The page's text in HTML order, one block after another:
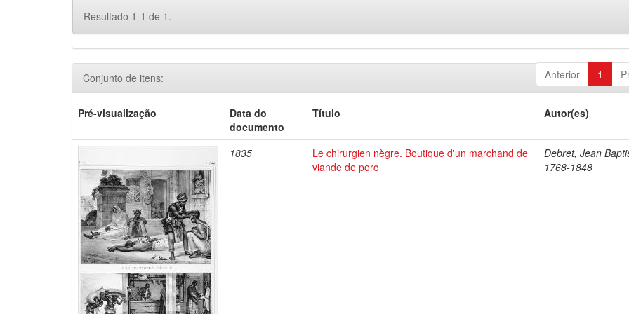
Resultado 1-1 de 1.
Anterior 1
Conjunto de itens:
Pré-visualização
Data do
documento
Título Autor(es)
1835
Le chirurgien nègre. Boutique d'un marchand de
viande de porc
Debret, Jean
1768-1848